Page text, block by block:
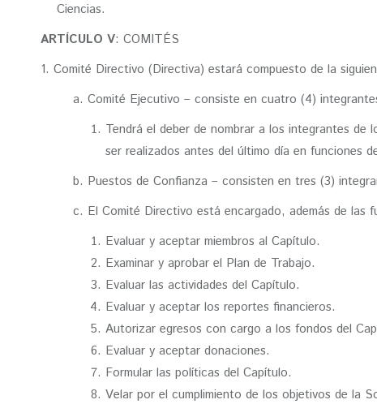
Ciencias.
ARTÍCULO V: COMITÉS
1. Comité Directivo (Directiva) estará compuesto de la
a. Comité Ejecutivo – consiste en cuatro (4)
Tendrá el deber de nombrar a los integrantes de
ser realizados antes del último día en funciones
b. Puestos de Confianza – consisten en tres (3)
c. El Comité Directivo está encargado, además de las
Evaluar y aceptar miembros al Capítulo.
Examinar y aprobar el Plan de Trabajo.
Evaluar las actividades del Capítulo.
Evaluar y aceptar los reportes financieros.
Autorizar egresos con cargo a los fondos del
Evaluar y aceptar donaciones.
Formular las políticas del Capítulo.
Velar por el cumplimiento de los objetivos de la